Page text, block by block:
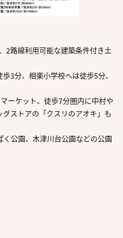
2路線利用可能な建築条件付き土
3分、相楽小学校へは徒歩5分、
ーケット、徒歩7分圏内に中村や
ストアの「クスリのアオキ」も
公園、木津川台公園などの公園